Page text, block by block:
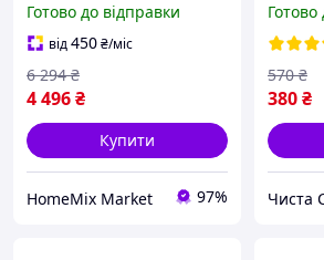
мл Profi Care HM-7222
Готово до відправки
від450₴/міс
4 496₴
6 294 ₴
Купити
HomeMix Market 97%
Готово
380₴
570 ₴
Чиста